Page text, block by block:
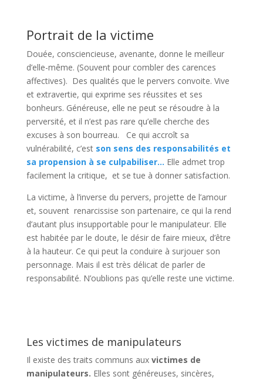
Portrait de la victime
Douée, consciencieuse, avenante, donne le meilleur
d’elle-même. (Souvent pour combler des carences
affectives). Des qualités que le pervers convoite. Vive
et extravertie, qui exprime ses réussites et ses
bonheurs. Généreuse, elle ne peut se résoudre à la
perversité, et il n’est pas rare qu’elle cherche des
excuses à son bourreau. Ce qui accroît sa
vulnérabilité, c’est son sens des responsabilités et
sa propension à se culpabiliser… Elle admet trop
facilement la critique, et se tue à donner satisfaction.
La victime, à l’inverse du pervers, projette de l’amour
et, souvent renarcissise son partenaire, ce qui la rend
d’autant plus insupportable pour le manipulateur. Elle
est habitée par le doute, le désir de faire mieux, d’être
à la hauteur. Ce qui peut la conduire à surjouer son
personnage. Mais il est très délicat de parler de
responsabilité. N’oublions pas qu’elle reste une victime.
Les victimes de manipulateurs
Il existe des traits communs aux victimes de
manipulateurs. Elles sont généreuses, sincères,